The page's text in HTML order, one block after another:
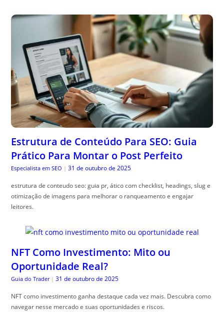
Estrutura de Conteúdo Para SEO: Guia
Prático Para Montar o Post Perfeito
Especialista em SEO | 31 de outubro de 2025
estrutura de conteudo seo: guia pr, ático com checklist, headings, slug e
otimização de imagens para melhorar o ranqueamento e engajar
leitores.
NFT Como Investimento: Mito ou
Oportunidade Real?
Guia do Trader | 31 de outubro de 2025
NFT como investimento ganha destaque cada vez mais. Descubra como
navegar nesse mercado e suas oportunidades e riscos.